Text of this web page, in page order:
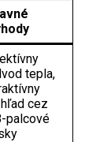
tepla,
cez
palcové